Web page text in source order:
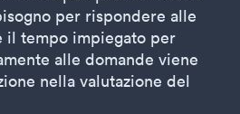
per rispondere alle
il tempo impiegato per
alle domande viene
nella valutazione del